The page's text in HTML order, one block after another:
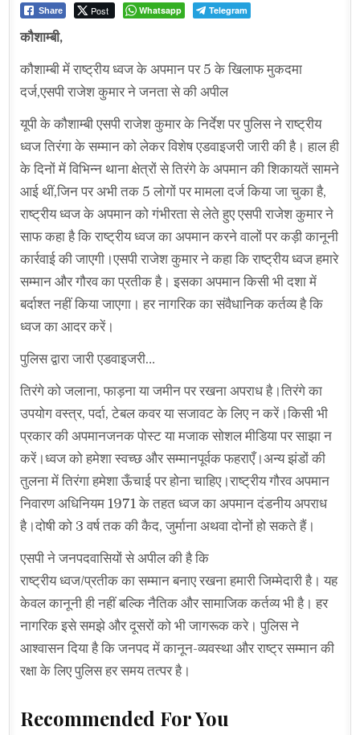
Share Post Whatsapp Telegram
कौशाम्बी,
कौशाम्बी में राष्ट्रीय ध्वज के अपमान पर 5 के खिलाफ मुकदमा
दर्ज,एसपी राजेश कुमार ने जनता से की अपील
यूपी के कौशाम्बी एसपी राजेश कुमार के निर्देश पर पुलिस ने राष्ट्रीय
ध्वज तिरंगा के सम्मान को लेकर विशेष एडवाइजरी जारी की है। हाल ही
के दिनों में विभिन्न थाना क्षेत्रों से तिरंगे के अपमान की शिकायतें सामने
आई थीं,जिन पर अभी तक 5 लोगों पर मामला दर्ज किया जा चुका है,
राष्ट्रीय ध्वज के अपमान को गंभीरता से लेते हुए एसपी राजेश कुमार ने
साफ कहा है कि राष्ट्रीय ध्वज का अपमान करने वालों पर कड़ी कानूनी
कार्रवाई की जाएगी।एसपी राजेश कुमार ने कहा कि राष्ट्रीय ध्वज हमारे
सम्मान और गौरव का प्रतीक है। इसका अपमान किसी भी दशा में
बर्दाश्त नहीं किया जाएगा। हर नागरिक का संवैधानिक कर्तव्य है कि
ध्वज का आदर करें।
पुलिस द्वारा जारी एडवाइजरी…
तिरंगे को जलाना, फाड़ना या जमीन पर रखना अपराध है।तिरंगे का
उपयोग वस्त्र, पर्दा, टेबल कवर या सजावट के लिए न करें।किसी भी
प्रकार की अपमानजनक पोस्ट या मजाक सोशल मीडिया पर साझा न
करें।ध्वज को हमेशा स्वच्छ और सम्मानपूर्वक फहराएँ।अन्य झंडों की
तुलना में तिरंगा हमेशा ऊँचाई पर होना चाहिए।राष्ट्रीय गौरव अपमान
निवारण अधिनियम 1971 के तहत ध्वज का अपमान दंडनीय अपराध
है।दोषी को 3 वर्ष तक की कैद, जुर्माना अथवा दोनों हो सकते हैं।
एसपी ने जनपदवासियों से अपील की है कि
राष्ट्रीय ध्वज/प्रतीक का सम्मान बनाए रखना हमारी जिम्मेदारी है। यह
केवल कानूनी ही नहीं बल्कि नैतिक और सामाजिक कर्तव्य भी है। हर
नागरिक इसे समझे और दूसरों को भी जागरूक करे। पुलिस ने
आश्वासन दिया है कि जनपद में कानून-व्यवस्था और राष्ट्र सम्मान की
रक्षा के लिए पुलिस हर समय तत्पर है।
Recommended For You